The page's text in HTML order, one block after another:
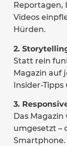
Reportagen,
Videos
Hürden.
2.
Statt rein
Magazin auf
Insider-
3.
Das
umgesetzt –
Smartphone.